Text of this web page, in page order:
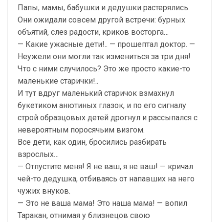
Папы, мамы, бабушки и дедушки растерялись.
Они ожидали совсем другой встречи: бурных
объятий, слез радости, криков восторга…
— Какие ужасные дети!.. — прошептал доктор. —
Неужели они могли так измениться за три дня!
Что с ними случилось? Это же просто какие-то
маленькие старички!..
И тут вдруг маленький старичок взмахнул
букетиком анютиных глазок, и по его сигналу
строй образцовых детей дрогнул и рассыпался с
невероятным поросячьим визгом.
Все дети, как один, бросились разбирать
взрослых…
— Отпустите меня! Я не ваш, я не ваш! — кричал
чей-то дедушка, отбиваясь от напавших на него
чужих внуков.
— Это не ваша мама! Это наша мама! — вопил
Таракан, отнимая у близнецов свою